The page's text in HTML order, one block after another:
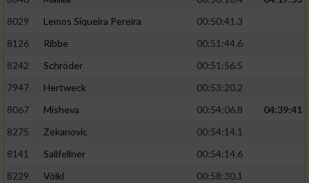
8029
Lemos Siqueira Pereira
00:50:41.3
8126
Ribbe
00:51:44.6
8242
Schröder
00:51:56.5
7947
Hertweck
00:53:20.2
8067
Misheva 00:54:06.8
04:39:41
8275
Zekanovic
00:54:14.1
8141
Sallfellner
00:54:14.6
8229
Völkl
00:58:30.1